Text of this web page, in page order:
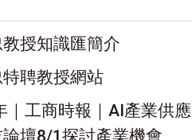
授知識匯簡介
聘教授網站
｜工商時報｜AI產業供應
壇8/1探討產業機會